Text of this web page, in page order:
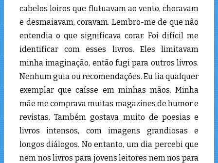
cabelos loiros que flutuavam ao vento, choravam
e desmaiavam, coravam. Lembro-me de que não
entendia o que significava corar. Foi difícil me
identificar com esses livros. Eles limitavam
minha imaginação, então fugi para outros livros.
Nenhum guia ou recomendações. Eu lia qualquer
exemplar que caísse em minhas mãos. Minha
mãe me comprava muitas magazines de humor e
revistas. Também gostava muito de poesias e
livros intensos, com imagens grandiosas e
longos diálogos. No entanto, um dia percebi que
nem nos livros para jovens leitores nem nos para